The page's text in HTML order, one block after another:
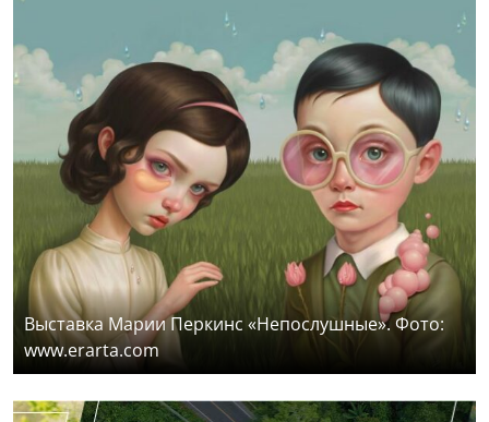
Выставка Марии Перкинс «Непослушные». Фото:
www.erarta.com